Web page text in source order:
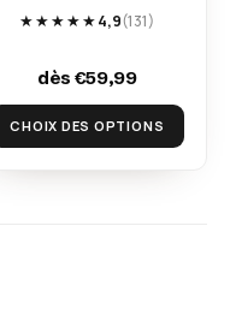
★★★★★4,9(131)
dès €59,99
CHOIX DES OPTIONS